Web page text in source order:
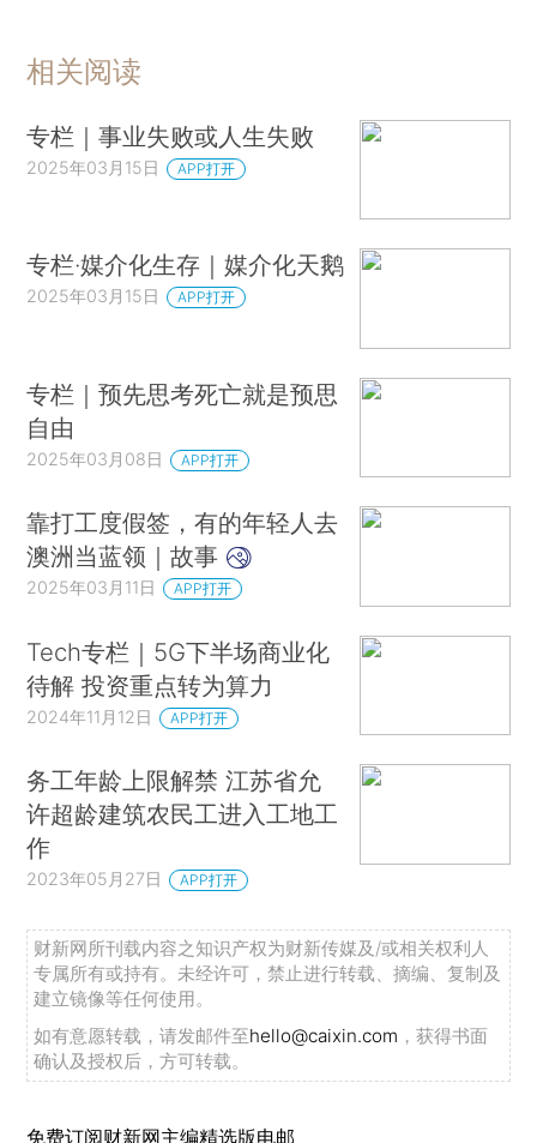
相关阅读
专栏｜事业失败或人生失败
2025年03月15日 APP打开
专栏·媒介化生存｜媒介化天鹅
2025年03月15日 APP打开
专栏｜预先思考死亡就是预思
自由
2025年03月08日 APP打开
靠打工度假签，有的年轻人去
澳洲当蓝领｜故事
2025年03月11日 APP打开
Tech专栏｜5G下半场商业化
待解 投资重点转为算力
2024年11月12日 APP打开
务工年龄上限解禁 江苏省允
许超龄建筑农民工进入工地工
作
2023年05月27日 APP打开
财新网所刊载内容之知识产权为财新传媒及/或相关权利人
专属所有或持有。未经许可，禁止进行转载、摘编、复制及
建立镜像等任何使用。
如有意愿转载，请发邮件至hello@caixin.com ，获得书面
确认及授权后，方可转载。
免费订阅财新网主编精选版电邮